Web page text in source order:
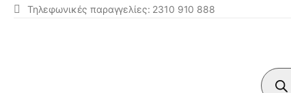
Τηλεφωνικές παραγγελίες: 2310 910 888
Products search